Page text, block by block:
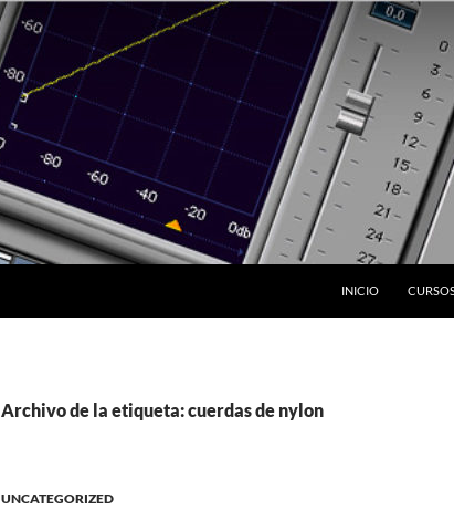
INICIO
Archivo de la etiqueta: cuerdas de nylon
UNCATEGORIZED